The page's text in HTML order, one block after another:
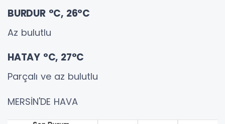
BURDUR °C, 26°C
Az bulutlu
HATAY °C, 27°C
Parçalı ve az bulutlu
MERSİN'DE HAVA